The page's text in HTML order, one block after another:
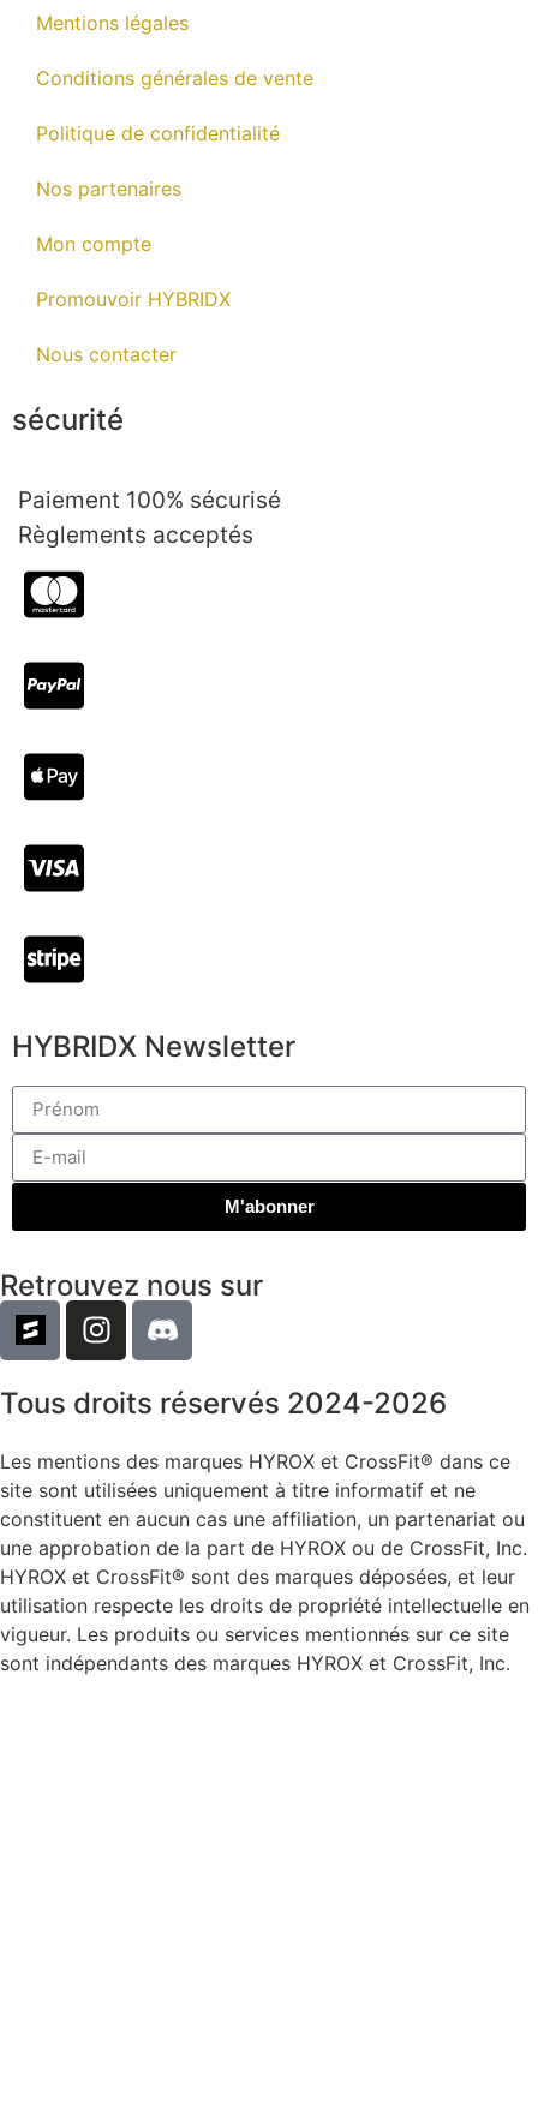
Mentions légales
Conditions générales de vente
Politique de confidentialité
Nos partenaires
Mon compte
Promouvoir HYBRIDX
Nous contacter
sécurité
Paiement 100% sécurisé
Règlements acceptés
HYBRIDX Newsletter
M'abonner
Retrouvez nous sur
Tous droits réservés 2024-2026
Les mentions des marques HYROX et CrossFit® dans ce
site sont utilisées uniquement à titre informatif et ne
constituent en aucun cas une affiliation, un partenariat ou
une approbation de la part de HYROX ou de CrossFit, Inc.
HYROX et CrossFit® sont des marques déposées, et leur
utilisation respecte les droits de propriété intellectuelle en
vigueur. Les produits ou services mentionnés sur ce site
sont indépendants des marques HYROX et CrossFit, Inc.